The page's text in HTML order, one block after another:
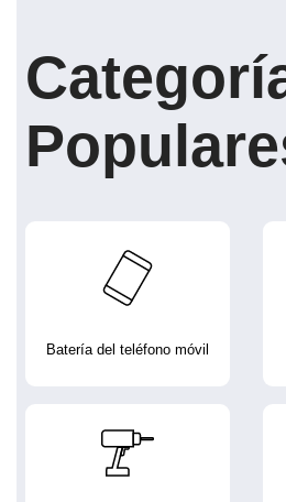
Batería del teléfono móvil